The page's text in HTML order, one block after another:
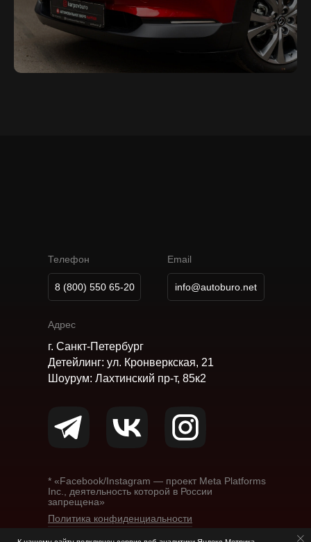
8 (800) 550 65-20 info@autoburo.net
Телефон Email
Политика конфиденциальности
Адрес
г. Санкт-Петербург
Детейлинг: ул. Кронверкская, 21
Шоурум: Лахтинский пр-т, 85к2
* «Facebook/Instagram — проект Meta Platforms
Inc., деятельность которой в России
запрещена»